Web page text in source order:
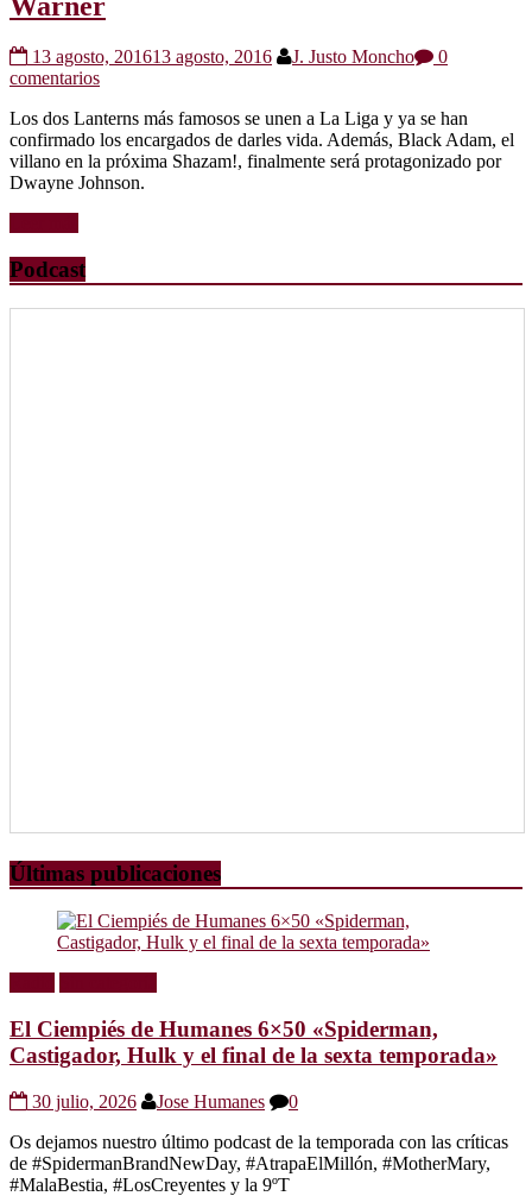
Warner
13 agosto, 201613 agosto, 2016 J. Justo Moncho
0
comentarios
Los dos Lanterns más famosos se unen a La Liga y ya se han
confirmado los encargados de darles vida. Además, Black Adam, el
villano en la próxima Shazam!, finalmente será protagonizado por
Dwayne Johnson.
Podcast
Últimas publicaciones
El Ciempiés de Humanes 6×50 «Spiderman,
Castigador, Hulk y el final de la sexta temporada»
30 julio, 2026 Jose Humanes
0
Os dejamos nuestro último podcast de la temporada con las críticas
de #SpidermanBrandNewDay, #AtrapaElMillón, #MotherMary,
#MalaBestia, #LosCreyentes y la 9ºT